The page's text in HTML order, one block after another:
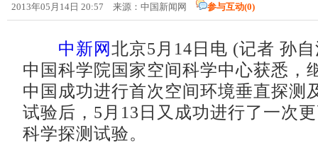
2013年05月14日 20:57 来源： 中国新闻网 参与互动(0)
中新网 北京5月14日电 (记者 孙
中国科学院国家空间科学中心获悉，
中国成功进行首次空间环境垂直探测
试验后，5月13日又成功进行了一次
科学探测试验。